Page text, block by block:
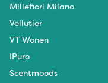
Millefiori Milano
Vellutier
VT Wonen
IPuro
Scentmoods